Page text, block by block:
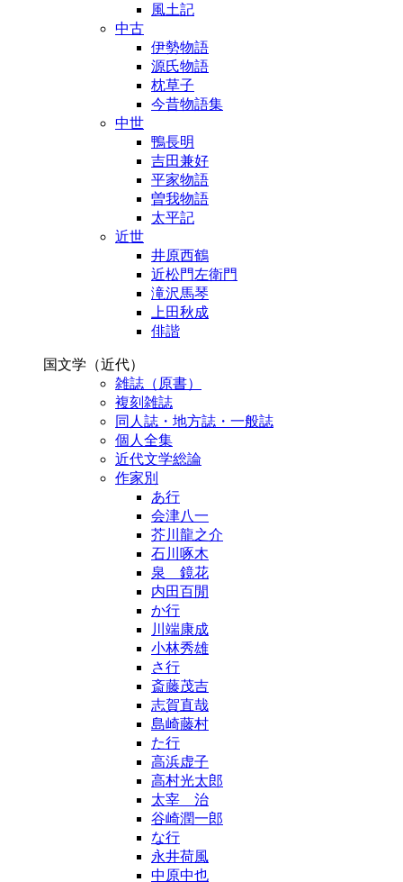
風土記
中古
伊勢物語
源氏物語
枕草子
今昔物語集
中世
鴨長明
吉田兼好
平家物語
曽我物語
太平記
近世
井原西鶴
近松門左衛門
滝沢馬琴
上田秋成
俳諧
国文学（近代）
雑誌（原書）
複刻雑誌
同人誌・地方誌・一般誌
個人全集
近代文学総論
作家別
あ行
会津八一
芥川龍之介
石川啄木
泉 鏡花
内田百閒
か行
川端康成
小林秀雄
さ行
斎藤茂吉
志賀直哉
島崎藤村
た行
高浜虚子
高村光太郎
太宰 治
谷崎潤一郎
な行
永井荷風
中原中也